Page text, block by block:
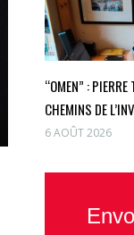
“OMEN” : PIERRE
CHEMINS DE
6 AOÛT 2026